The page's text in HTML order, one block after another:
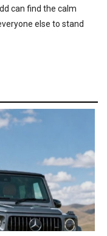
can find the calm
else to stand